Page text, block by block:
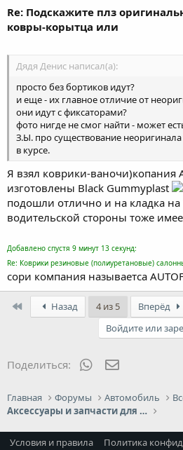
Re: Подскажите плз
ковры-корытца или
Дядя Денис написал(а):
просто без бортиков идут?
и еще - их главное отличие от
они идут с фиксаторами?
фото нигде не смог найти - может
З.Ы. про существование
в курсе.
Я взял коврики-
изготовлены Black Gummyplast
подошли отлично и на кладка на
водительской стороны тоже
Добавлено спустя 9 минут 13 секунд:
Re: Коврики резиновые (полиуретановые)
сори компания называетса
Назад 4 из 5 Вперёд
Войдите или
Поделиться: WhatsApp
Главная Форумы Автомобиль
Аксессуары и запчасти для Jazz I
Условия и правила Политика